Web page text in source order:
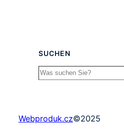
SUCHEN
Search
Webproduk.cz©2025